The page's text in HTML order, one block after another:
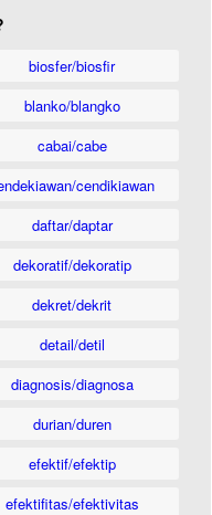
biosfer/biosfir
blanko/blangko
cabai/cabe
cendikiawan
daftar/daptar
dekoratif/dekoratip
dekret/dekrit
detail/detil
diagnosis/diagnosa
durian/duren
efektif/efektip
efektifitas/efektivitas